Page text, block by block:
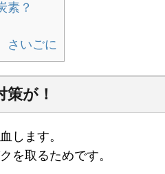
素？
さいごに
が！
します。
を取るためです。